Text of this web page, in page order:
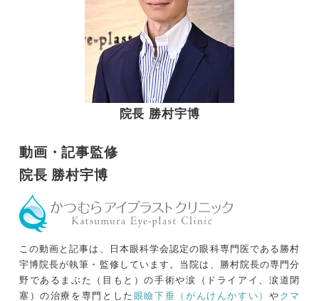
院長 勝村宇博
動画・記事監修
院長 勝村宇博
この動画と記事は、日本眼科学会認定の眼科専門医である勝村
宇博院長が執筆・監修しています。当院は、勝村院長の専門分
野であるまぶた（目もと）の手術や涙（ドライアイ、涙道閉
塞）の治療を専門とした眼瞼下垂（がんけんかすい） やクマ